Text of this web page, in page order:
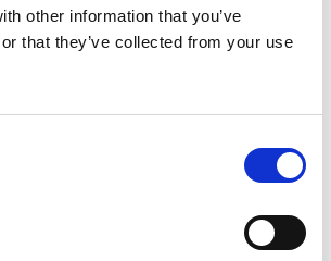
other information that you’ve
that they’ve collected from your use